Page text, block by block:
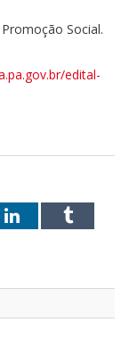
Social.
edital-
LinkedInTumblr